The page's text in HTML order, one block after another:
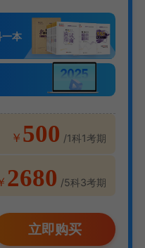
一本
￥ 500 /1科1考期
2680 /5科3考期
立即购买